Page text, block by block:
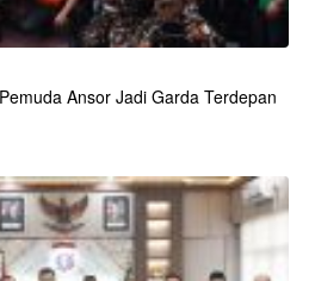
Ansor Jadi Garda Terdepan